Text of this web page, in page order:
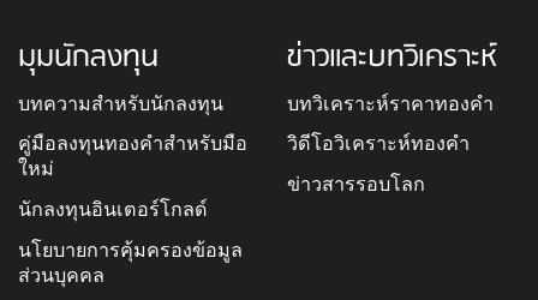
มุมนักลงทุน
บทความสำหรับนักลงทุน
คู่มือลงทุนทองคำสำหรับมือ
ใหม่
นักลงทุนอินเตอร์โกลด์
นโยบายการคุ้มครองข้อมูล
ส่วนบุคคล
ข่าวและบทวิเคราะห์
บทวิเคราะห์ราคาทองคำ
วิดีโอวิเคราะห์ทองคำ
ข่าวสารรอบโลก